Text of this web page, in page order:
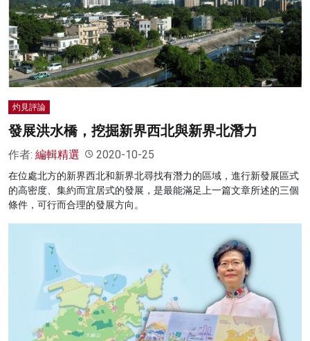
灼見評論
發展洪水橋，挖掘新界西北與新界北潛力
作者: 編輯精選 2020-10-25
在位處北方的新界西北和新界北尋找有潛力的區域，進行新發展區式
的高密度、集約而宜居式的發展，是最能滿足上一篇文章所述的三個
條件，可行而合理的發展方向。